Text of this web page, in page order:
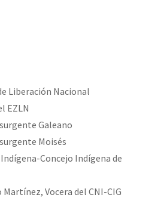
globales por la libertad de Jesús
Virá” se publica no Estado Espanhol
saiba! Nossas lutas pela
Liberación Nacional
EZLN
Galeano
Moisés
Concejo Indígena de
Martínez, Vocera del CNI-CIG